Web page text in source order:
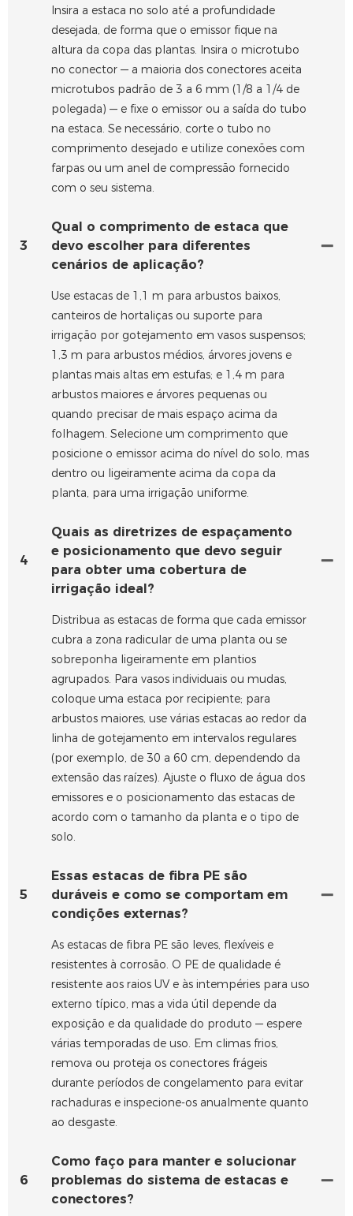
Insira a estaca no solo até a profundidade
desejada, de forma que o emissor fique na
altura da copa das plantas. Insira o microtubo
no conector — a maioria dos conectores aceita
microtubos padrão de 3 a 6 mm (1/8 a 1/4 de
polegada) — e fixe o emissor ou a saída do tubo
na estaca. Se necessário, corte o tubo no
comprimento desejado e utilize conexões com
farpas ou um anel de compressão fornecido
com o seu sistema.
3
Qual o comprimento de estaca que
devo escolher para diferentes
cenários de aplicação?
Use estacas de 1,1 m para arbustos baixos,
canteiros de hortaliças ou suporte para
irrigação por gotejamento em vasos suspensos;
1,3 m para arbustos médios, árvores jovens e
plantas mais altas em estufas; e 1,4 m para
arbustos maiores e árvores pequenas ou
quando precisar de mais espaço acima da
folhagem. Selecione um comprimento que
posicione o emissor acima do nível do solo, mas
dentro ou ligeiramente acima da copa da
planta, para uma irrigação uniforme.
4
Quais as diretrizes de espaçamento
e posicionamento que devo seguir
para obter uma cobertura de
irrigação ideal?
Distribua as estacas de forma que cada emissor
cubra a zona radicular de uma planta ou se
sobreponha ligeiramente em plantios
agrupados. Para vasos individuais ou mudas,
coloque uma estaca por recipiente; para
arbustos maiores, use várias estacas ao redor da
linha de gotejamento em intervalos regulares
(por exemplo, de 30 a 60 cm, dependendo da
extensão das raízes). Ajuste o fluxo de água dos
emissores e o posicionamento das estacas de
acordo com o tamanho da planta e o tipo de
solo.
5
Essas estacas de fibra PE são
duráveis ​​e como se comportam em
condições externas?
As estacas de fibra PE são leves, flexíveis e
resistentes à corrosão. O PE de qualidade é
resistente aos raios UV e às intempéries para uso
externo típico, mas a vida útil depende da
exposição e da qualidade do produto — espere
várias temporadas de uso. Em climas frios,
remova ou proteja os conectores frágeis
durante períodos de congelamento para evitar
rachaduras e inspecione-os anualmente quanto
ao desgaste.
6
Como faço para manter e solucionar
problemas do sistema de estacas e
conectores?